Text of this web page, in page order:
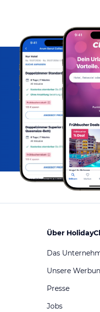
Über
Das
Unsere
Presse
Jobs